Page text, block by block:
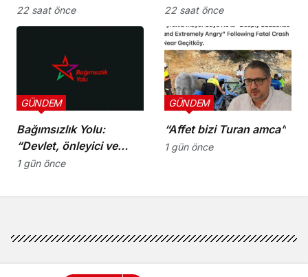
şehitler törenle anıldı
22 saat önce
uymayan 19 iş yerine
uyarı verdi
22 saat önce
Bağımsızlık Yolu:
“Devlet, önleyici ve
koruyucu
GÜNDEM
1 gün önce
“Affet bizi Turan amca”
GÜNDEM
1 gün önce